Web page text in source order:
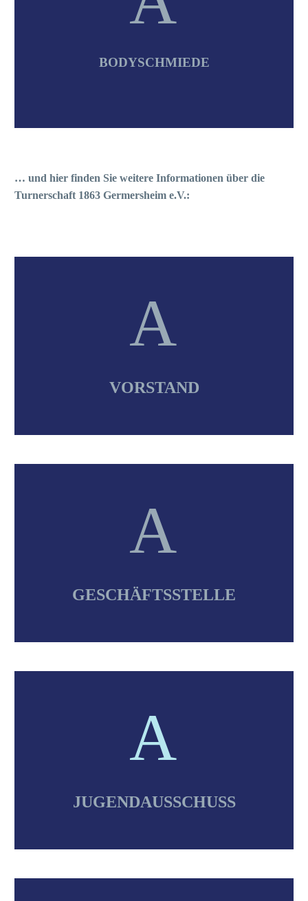
BODYSCHMIEDE
… und hier finden Sie weitere Informationen über die
Turnerschaft 1863 Germersheim e.V.:
A
A
VORSTAND
A
A
GESCHÄFTSSTELLE
A
A
JUGENDAUSSCHUSS